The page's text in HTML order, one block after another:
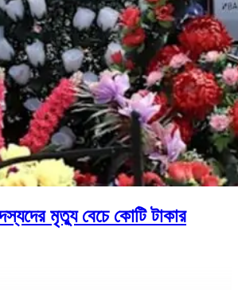
মৃত্যু বেচে কোটি টাকার